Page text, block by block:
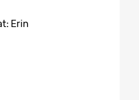
Erin